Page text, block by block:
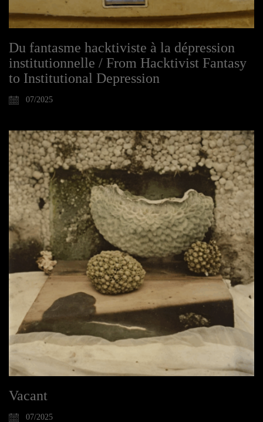
Du fantasme hacktiviste à la dépression
institutionnelle / From Hacktivist Fantasy
to Institutional Depression
07/2025
Vacant
07/2025